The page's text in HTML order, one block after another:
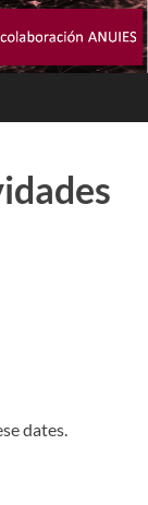
dates.